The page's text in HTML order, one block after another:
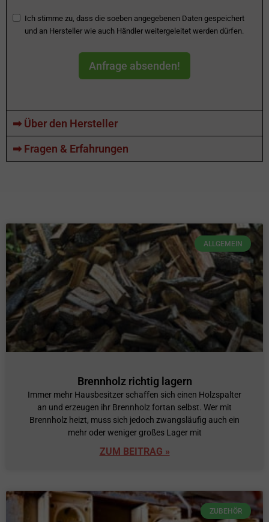
Ich stimme zu, dass die soeben angegebenen Daten gespeichert
und an Hersteller wie auch Händler weitergeleitet werden dürfen.
Anfrage absenden!
➡ Über den Hersteller
➡ Fragen & Erfahrungen
ALLGEMEIN
Brennholz richtig lagern
Immer mehr Hausbesitzer schaffen sich einen Holzspalter
an und erzeugen ihr Brennholz fortan selbst. Wer mit
Brennholz heizt, muss sich jedoch zwangsläufig auch ein
mehr oder weniger großes Lager mit
ZUM BEITRAG »
ZUBEHÖR